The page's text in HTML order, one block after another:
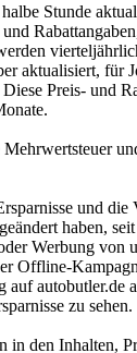
Stunde
aktualisiert, für
Preis- und
und die
haben,
Werbung von
Offline-
auf autobutler.de
zu sehen.
in den Inhalten,